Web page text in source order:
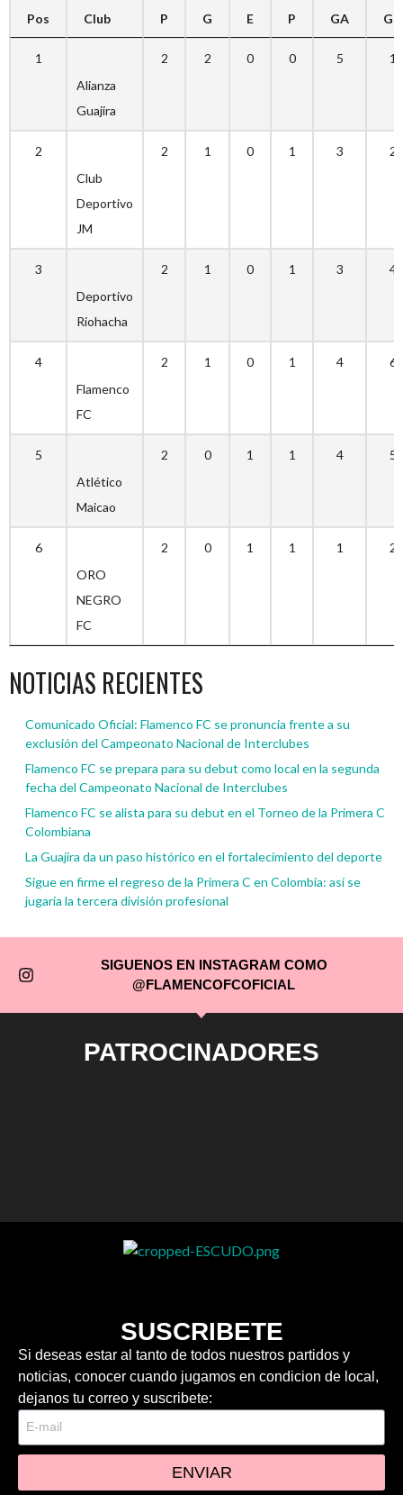
Pos Club P G E P GA GC
1
Alianza
Guajira
2 2 0 0 5 1
2
Club
Deportivo
JM
2 1 0 1 3 2
3
Deportivo
Riohacha
2 1 0 1 3 4
4
Flamenco
FC
2 1 0 1 4 6
5
Atlético
Maicao
2 0 1 1 4 5
6
ORO
NEGRO
FC
2 0 1 1 1 2
NOTICIAS RECIENTES
Comunicado Oficial: Flamenco FC se pronuncia frente a su
exclusión del Campeonato Nacional de Interclubes
Flamenco FC se prepara para su debut como local en la segunda
fecha del Campeonato Nacional de Interclubes
Flamenco FC se alista para su debut en el Torneo de la Primera C
Colombiana
La Guajira da un paso histórico en el fortalecimiento del deporte
Sigue en firme el regreso de la Primera C en Colombia: así se
jugaría la tercera división profesional
SIGUENOS EN INSTAGRAM COMO
@FLAMENCOFCOFICIAL
PATROCINADORES
SUSCRIBETE
Si deseas estar al tanto de todos nuestros partidos y
noticias, conocer cuando jugamos en condicion de local,
dejanos tu correo y suscribete:
ENVIAR